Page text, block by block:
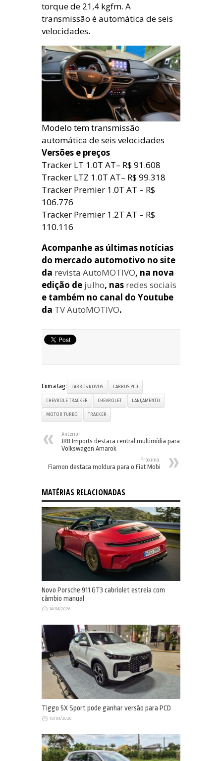
torque de 21,4 kgfm. A
transmissão é automática de seis
velocidades.
Modelo tem transmissão
automática de seis velocidades
Versões e preços
Tracker LT 1.0T AT– R$ 91.608
Tracker LTZ 1.0T AT– R$ 99.318
Tracker Premier 1.0T AT – R$
106.776
Tracker Premier 1.2T AT – R$
110.116
Acompanhe as últimas notícias
do mercado automotivo no site
da revista AutoMOTIVO, na nova
edição de julho, nas redes sociais
e também no canal do Youtube
da TV AutoMOTIVO.
Com a tag: CARROS NOVOS CARROS PCD
CHEVROLE TRACKER CHEVROLET LANÇAMENTO
MOTOR TURBO TRACKER
Anterior:
JR8 Imports destaca central multimídia para
Volkswagen Amarok
Próxima:
Fiamon destaca moldura para o Fiat Mobi
MATÉRIAS RELACIONADAS
Novo Porsche 911 GT3 cabriolet estreia com
câmbio manual
14/04/2026
Tiggo 5X Sport pode ganhar versão para PCD
10/04/2026